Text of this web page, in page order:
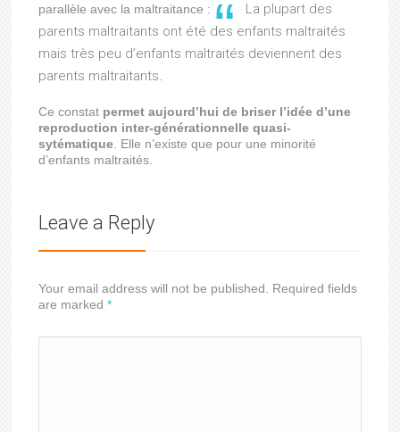
parallèle avec la maltraitance :
La plupart des
parents maltraitants ont été des enfants maltraités
mais très peu d’enfants maltraités deviennent des
parents maltraitants
Ce constat permet aujourd’hui de briser l’idée d’une
reproduction inter-générationnelle quasi-
sytématique . Elle n’existe que pour une minorité
d’enfants maltraités.
Leave a Reply
Your email address will not be published. Required fields
are marked*